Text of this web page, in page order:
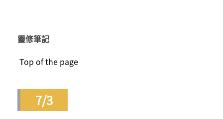
靈修筆記
Top of the page
7/3